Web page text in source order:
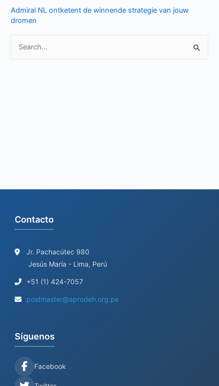
Admiral NL ontketent de winnende strategie van jouw
dromen
Contacto
Jr. Pachacútec 980
Jesús María - Lima, Perú
+51 (1) 424-7057
postmaster@aprodeh.org.pe
Síguenos
Facebook